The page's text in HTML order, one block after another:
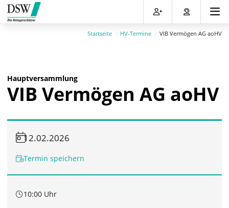
Direkt
zum
Inhalt
Direkt
zum
Hauptmenu
Direkt
zur
Suche
Direkt
zum
Footer
Startseite HV-Termine VIB Vermögen AG aoHV
Hauptversammlung
VIB Vermögen AG aoHV
12.02.2026
Termin speichern
10:00 Uhr